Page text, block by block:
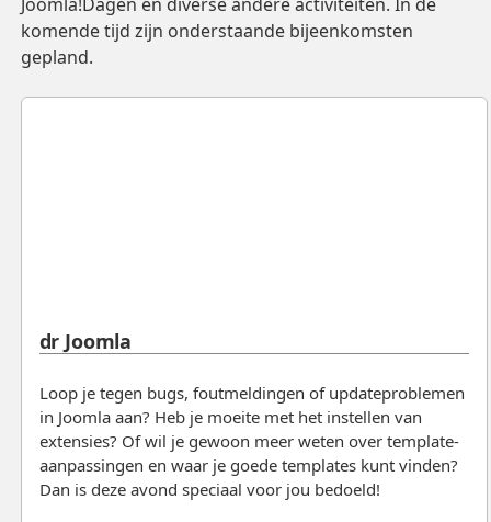
komende tijd zijn onderstaande bijeenkomsten
gepland.
dr Joomla
Loop je tegen bugs, foutmeldingen of updateproblemen
in Joomla aan? Heb je moeite met het instellen van
extensies? Of wil je gewoon meer weten over template-
aanpassingen en waar je goede templates kunt vinden?
Dan is deze avond speciaal voor jou bedoeld!